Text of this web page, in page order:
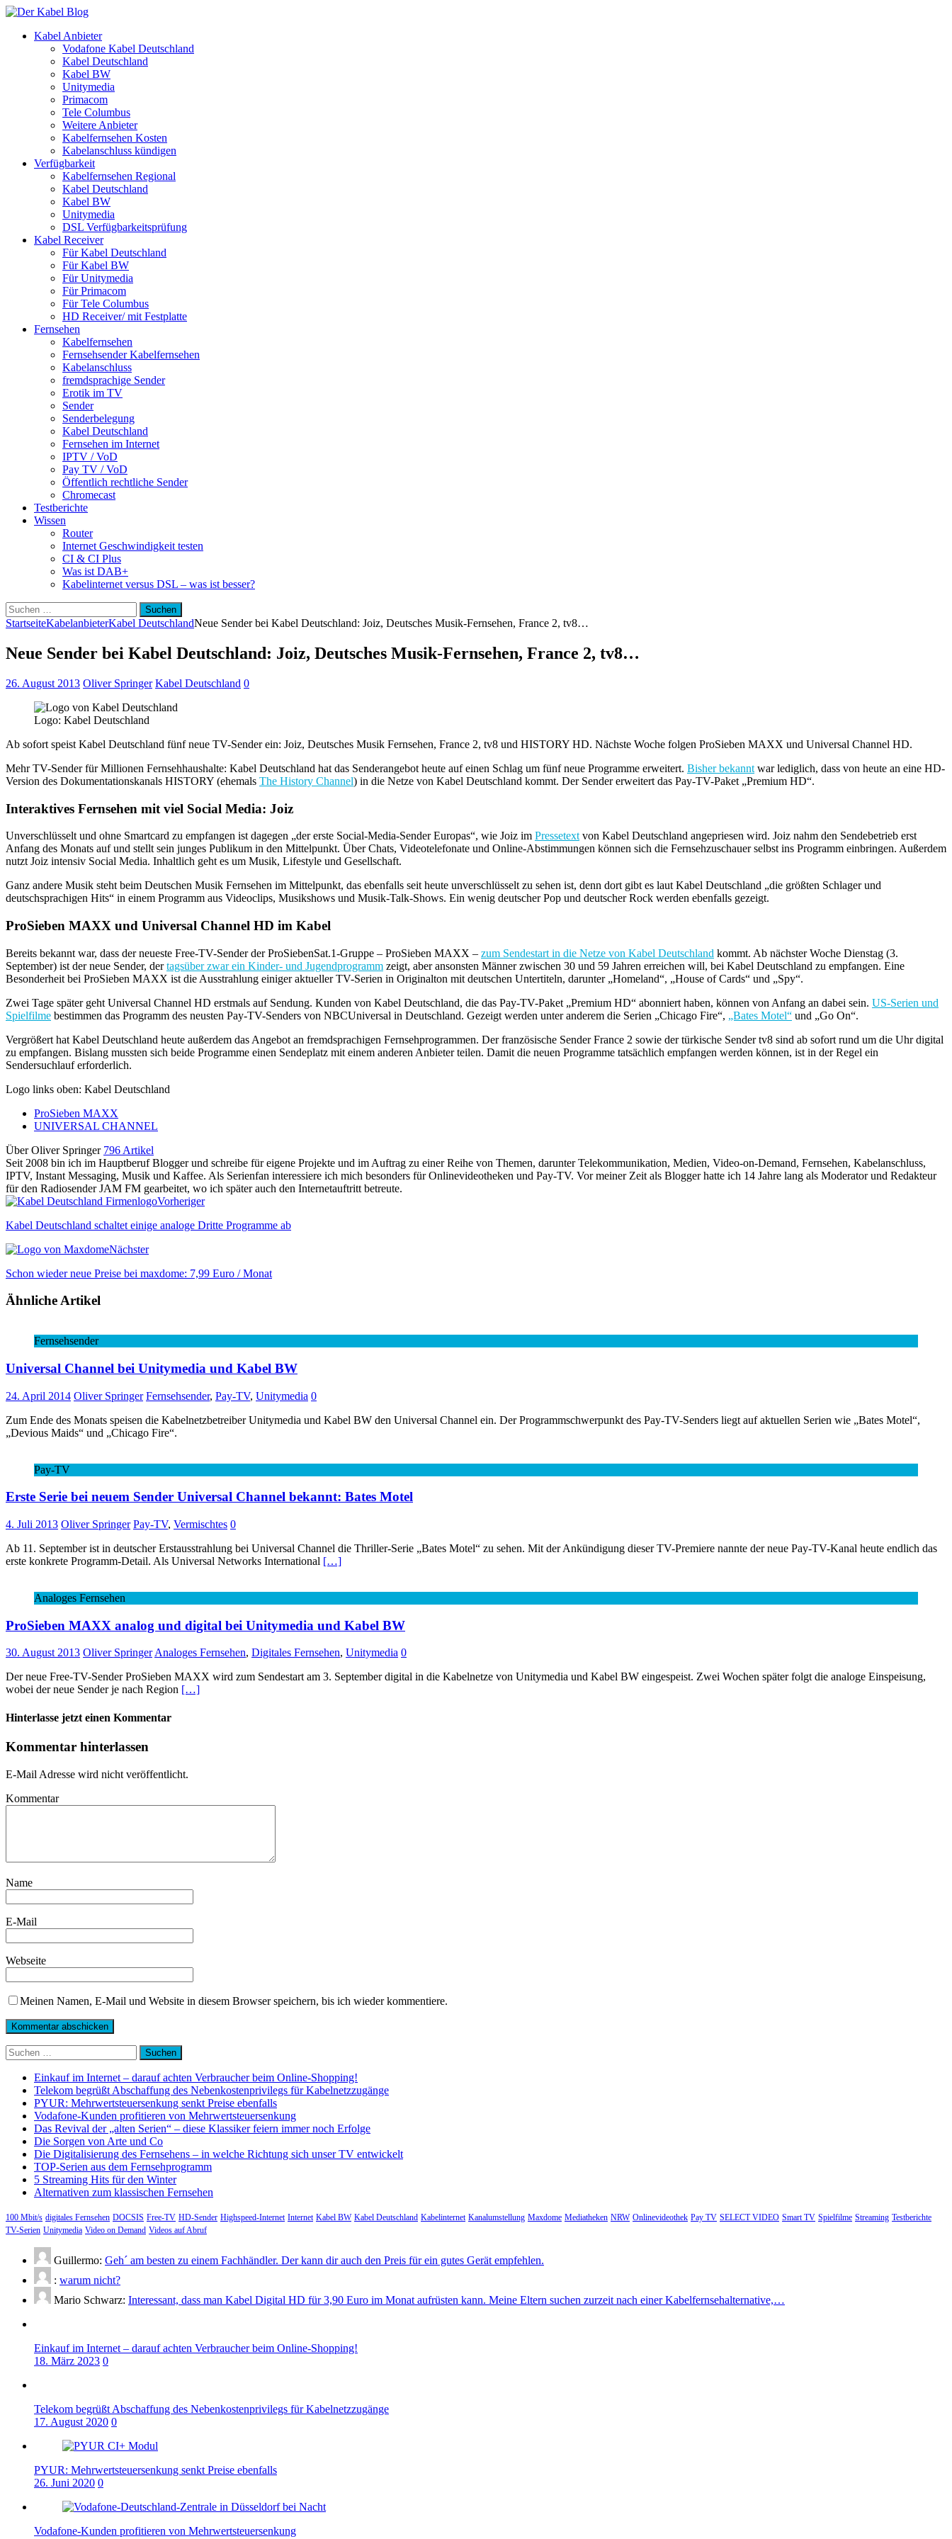
Kabel Anbieter
Vodafone Kabel Deutschland
Kabel Deutschland
Kabel BW
Unitymedia
Primacom
Tele Columbus
Weitere Anbieter
Kabelfernsehen Kosten
Kabelanschluss kündigen
Verfügbarkeit
Kabelfernsehen Regional
Kabel Deutschland
Kabel BW
Unitymedia
DSL Verfügbarkeitsprüfung
Kabel Receiver
Für Kabel Deutschland
Für Kabel BW
Für Unitymedia
Für Primacom
Für Tele Columbus
HD Receiver/ mit Festplatte
Fernsehen
Kabelfernsehen
Fernsehsender Kabelfernsehen
Kabelanschluss
fremdsprachige Sender
Erotik im TV
Sender
Senderbelegung
Kabel Deutschland
Fernsehen im Internet
IPTV / VoD
Pay TV / VoD
Öffentlich rechtliche Sender
Chromecast
Testberichte
Wissen
Router
Internet Geschwindigkeit testen
CI & CI Plus
Was ist DAB+
Kabelinternet versus DSL – was ist besser?
Suchen
nach:
StartseiteKabelanbieterKabel DeutschlandNeue Sender bei Kabel Deutschland: Joiz, Deutsches Musik-Fernsehen, France 2, tv8…
Neue Sender bei Kabel Deutschland: Joiz, Deutsches Musik-Fernsehen, France 2, tv8…
26. August 2013 Oliver Springer Kabel Deutschland 0
Logo: Kabel Deutschland
Ab sofort speist Kabel Deutschland fünf neue TV-Sender ein: Joiz, Deutsches Musik Fernsehen, France 2, tv8 und HISTORY HD. Nächste Woche folgen ProSieben MAXX und Universal Channel HD.
Mehr TV-Sender für Millionen Fernsehhaushalte: Kabel Deutschland hat das Senderangebot heute auf einen Schlag um fünf neue Programme erweitert. Bisher bekannt war lediglich, dass von heute an eine HD-
Version des Dokumentationskanals HISTORY (ehemals The History Channel) in die Netze von Kabel Deutschland kommt. Der Sender erweitert das Pay-TV-Paket „Premium HD“.
Interaktives Fernsehen mit viel Social Media: Joiz
Unverschlüsselt und ohne Smartcard zu empfangen ist dagegen „der erste Social-Media-Sender Europas“, wie Joiz im Pressetext von Kabel Deutschland angepriesen wird. Joiz nahm den Sendebetrieb erst
Anfang des Monats auf und stellt sein junges Publikum in den Mittelpunkt. Über Chats, Videotelefonate und Online-Abstimmungen können sich die Fernsehzuschauer selbst ins Programm einbringen. Außerdem
nutzt Joiz intensiv Social Media. Inhaltlich geht es um Musik, Lifestyle und Gesellschaft.
Ganz andere Musik steht beim Deutschen Musik Fernsehen im Mittelpunkt, das ebenfalls seit heute unverschlüsselt zu sehen ist, denn dort gibt es laut Kabel Deutschland „die größten Schlager und
deutschsprachigen Hits“ in einem Programm aus Videoclips, Musikshows und Musik-Talk-Shows. Ein wenig deutscher Pop und deutscher Rock werden ebenfalls gezeigt.
ProSieben MAXX und Universal Channel HD im Kabel
Bereits bekannt war, dass der neueste Free-TV-Sender der ProSiebenSat.1-Gruppe – ProSieben MAXX – zum Sendestart in die Netze von Kabel Deutschland kommt. Ab nächster Woche Dienstag (3.
September) ist der neue Sender, dertagsüber zwar ein Kinder- und Jugendprogramm zeigt, aber ansonsten Männer zwischen 30 und 59 Jahren erreichen will, bei Kabel Deutschland zu empfangen. Eine
Besonderheit bei ProSieben MAXX ist die Ausstrahlung einiger aktueller TV-Serien in Originalton mit deutschen Untertiteln, darunter „Homeland“, „House of Cards“ und „Spy“.
Zwei Tage später geht Universal Channel HD erstmals auf Sendung. Kunden von Kabel Deutschland, die das Pay-TV-Paket „Premium HD“ abonniert haben, können von Anfang an dabei sein. US-Serien und
Spielfilme bestimmen das Programm des neusten Pay-TV-Senders von NBCUniversal in Deutschland. Gezeigt werden unter anderem die Serien „Chicago Fire“, „Bates Motel“ und „Go On“.
Vergrößert hat Kabel Deutschland heute außerdem das Angebot an fremdsprachigen Fernsehprogrammen. Der französische Sender France 2 sowie der türkische Sender tv8 sind ab sofort rund um die Uhr digital
zu empfangen. Bislang mussten sich beide Programme einen Sendeplatz mit einem anderen Anbieter teilen. Damit die neuen Programme tatsächlich empfangen werden können, ist in der Regel ein
Sendersuchlauf erforderlich.
Logo links oben: Kabel Deutschland
ProSieben MAXX
UNIVERSAL CHANNEL
Über Oliver Springer 796 Artikel
Seit 2008 bin ich im Hauptberuf Blogger und schreibe für eigene Projekte und im Auftrag zu einer Reihe von Themen, darunter Telekommunikation, Medien, Video-on-Demand, Fernsehen, Kabelanschluss,
IPTV, Instant Messaging, Musik und Kaffee. Als Serienfan interessiere ich mich besonders für Onlinevideotheken und Pay-TV. Vor meiner Zeit als Blogger hatte ich 14 Jahre lang als Moderator und Redakteur
für den Radiosender JAM FM gearbeitet, wo ich später auch den Internetauftritt betreute.
Vorheriger
Kabel Deutschland schaltet einige analoge Dritte Programme ab
Nächster
Schon wieder neue Preise bei maxdome: 7,99 Euro / Monat
Ähnliche Artikel
Fernsehsender
Universal Channel bei Unitymedia und Kabel BW
24. April 2014 Oliver Springer Fernsehsender, Pay-TV, Unitymedia 0
Zum Ende des Monats speisen die Kabelnetzbetreiber Unitymedia und Kabel BW den Universal Channel ein. Der Programmschwerpunkt des Pay-TV-Senders liegt auf aktuellen Serien wie „Bates Motel“,
„Devious Maids“ und „Chicago Fire“.
Pay-TV
Erste Serie bei neuem Sender Universal Channel bekannt: Bates Motel
4. Juli 2013 Oliver Springer Pay-TV, Vermischtes 0
Ab 11. September ist in deutscher Erstausstrahlung bei Universal Channel die Thriller-Serie „Bates Motel“ zu sehen. Mit der Ankündigung dieser TV-Premiere nannte der neue Pay-TV-Kanal heute endlich das
erste konkrete Programm-Detail. Als Universal Networks International […]
Analoges Fernsehen
ProSieben MAXX analog und digital bei Unitymedia und Kabel BW
30. August 2013 Oliver SpringerAnaloges Fernsehen, Digitales Fernsehen, Unitymedia 0
Der neue Free-TV-Sender ProSieben MAXX wird zum Sendestart am 3. September digital in die Kabelnetze von Unitymedia und Kabel BW eingespeist. Zwei Wochen später folgt die analoge Einspeisung,
wobei der neue Sender je nach Region […]
Hinterlasse jetzt einen Kommentar
Kommentar hinterlassen
E-Mail Adresse wird nicht veröffentlicht.
Kommentar
Name
E-Mail
Webseite
Meinen Namen, E-Mail und Website in diesem Browser speichern, bis ich wieder kommentiere.
Suchen
nach:
Einkauf im Internet – darauf achten Verbraucher beim Online-Shopping!
Telekom begrüßt Abschaffung des Nebenkostenprivilegs für Kabelnetzzugänge
PYUR: Mehrwertsteuersenkung senkt Preise ebenfalls
Vodafone-Kunden profitieren von Mehrwertsteuersenkung
Das Revival der „alten Serien“ – diese Klassiker feiern immer noch Erfolge
Die Sorgen von Arte und Co
Die Digitalisierung des Fernsehens – in welche Richtung sich unser TV entwickelt
TOP-Serien aus dem Fernsehprogramm
5 Streaming Hits für den Winter
Alternativen zum klassischen Fernsehen
100 Mbit/s digitales Fernsehen DOCSIS Free-TV HD-Sender Highspeed-Internet Internet Kabel BW Kabel Deutschland Kabelinternet Kanalumstellung Maxdome Mediatheken NRW Onlinevideothek Pay TV SELECT VIDEO Smart TV Spielfilme Streaming Testberichte
TV-Serien Unitymedia Video on Demand Videos auf Abruf
Guillermo: Geh´ am besten zu einem Fachhändler. Der kann dir auch den Preis für ein gutes Gerät empfehlen.
: warum nicht?
Mario Schwarz: Interessant, dass man Kabel Digital HD für 3,90 Euro im Monat aufrüsten kann. Meine Eltern suchen zurzeit nach einer Kabelfernsehalternative,…
Einkauf im Internet – darauf achten Verbraucher beim Online-Shopping!
18. März 2023 0
Telekom begrüßt Abschaffung des Nebenkostenprivilegs für Kabelnetzzugänge
17. August 2020 0
PYUR: Mehrwertsteuersenkung senkt Preise ebenfalls
26. Juni 2020 0
Vodafone-Kunden profitieren von Mehrwertsteuersenkung